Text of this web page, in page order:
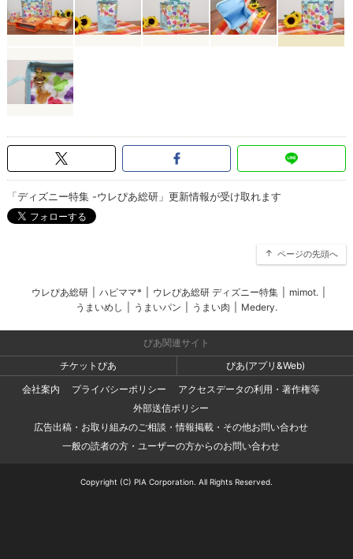
「ディズニー特集 -ウレぴあ総研」更新情報が受け取れます
ページの先頭へ
ウレぴあ総研 ハピママ* ウレぴあ総研 ディズニー特集 mimot.
うまいめし
うまいパン うまい肉 Medery.
ぴあ関連サイト
チケットぴあ
ぴあ(アプリ&Web)
会社案内
プライバシーポリシー
アクセスデータの利用・著作権等
外部送信ポリシー
広告出稿・お取り組みのご相談・情報掲載・その他お問い合わせ
一般の読者の方・ユーザーの方からのお問い合わせ
Copyright (C) PIA Corporation. All Rights Reserved.